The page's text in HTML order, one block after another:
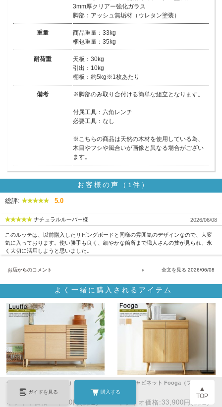
3mm厚クリアー強化ガラス
脚部：アッシュ無垢材（ウレタン塗装）
重量
商品重量：33kg
梱包重量：35kg
耐荷重
天板：30kg
引出：10kg
棚板：約5kg※1枚あたり
備考 ※脚部のみ取り合付ける簡単な組立となります。
付属工具：六角レンチ
必要工具：なし
※こちらの商品は天然の木材を使用している為、
木目やフシや風合いが画像と異なる場合がござい
ます。
お客様の声（1件）
総評: 5.0
ナチュラルルーバー様 2026/06/08
このルッテは、以前購入したリビングボードと同様の雰囲気のデザインなので、大変
気に入っております。使い勝手も良く、細やかな箇所まで職人さんの技が見られ、永
く大切に活用しようと思いました。
お店からのコメント 2026/06/08
よく一緒に購入されるアイテム
チェスト Luutte（ルッテ）幅12…
キラリオ価格:67,600円(税込)
国産 キャビネット Fooga（フーガ…
キラリオ価格:33,900円(税込)
ガイドを見る 購入する ▲
TOP